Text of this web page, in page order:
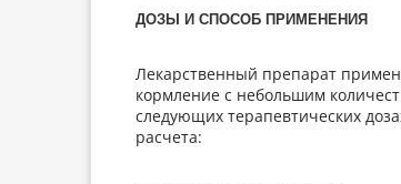
ДОЗЫ И СПОСОБ ПРИМЕНЕНИЯ
Лекарственный препарат
кормление с небольшим
следующих терапевтических
расчета: